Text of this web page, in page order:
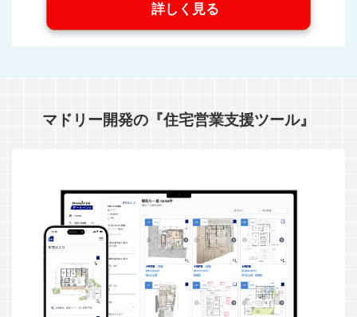
詳しく見る
マドリー開発の『住宅営業支援ツール』